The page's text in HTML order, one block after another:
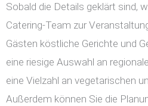
Sobald die Details geklärt sind,
Catering-Team zur
Gästen köstliche Gerichte und
eine riesige Auswahl an
eine Vielzahl an vegetarischen
Außerdem können Sie die